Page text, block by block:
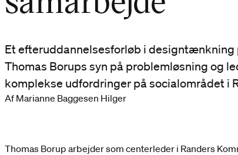
Et efteruddannelsesforløb i
Thomas Borups syn på problemløsning og
komplekse udfordringer på socialområdet i
Af Marianne Baggesen Hilger
Thomas Borup arbejder som centerleder i Randers